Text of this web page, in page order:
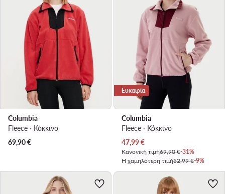
Columbia
Fleece · Κόκκινο
69,90€
Ευκαιρία
Columbia
Fleece · Κόκκινο
Τρέχουσα τιμή
47,99€
Κανονική τιμή69,90 €-31%
Η χαμηλότερη τιμή52,99 €-9%